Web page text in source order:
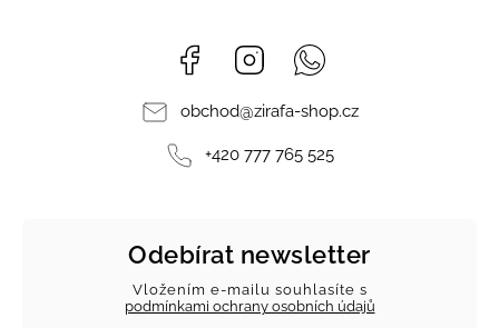
Facebook Instagram
obchod@zirafa-shop.cz
+420 777 765 525
Odebírat newsletter
Vložením e-mailu souhlasíte s
podmínkami ochrany osobních údajů